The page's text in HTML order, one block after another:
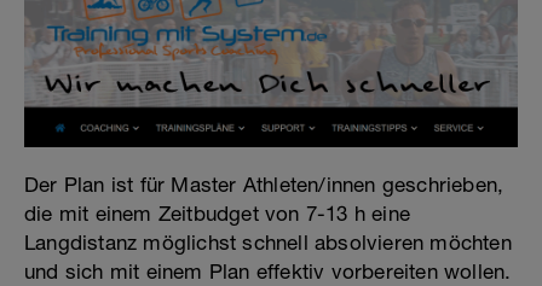
Der Plan ist für Master Athleten/innen geschrieben,
die mit einem Zeitbudget von 7-13 h eine
Langdistanz möglichst schnell absolvieren möchten
und sich mit einem Plan effektiv vorbereiten wollen.